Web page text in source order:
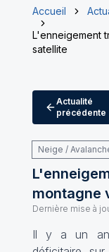
Accueil
L'enneigement
satellite
Actualité
précédente
Neige /
montagne
Dernière mise à
Il y a un an,